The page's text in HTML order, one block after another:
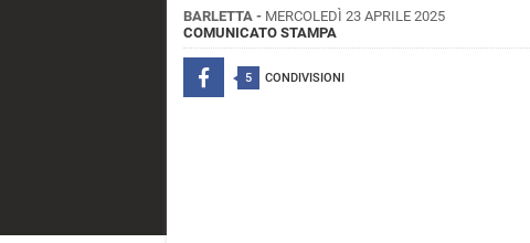
BARLETTA - MERCOLEDÌ 23 APRILE 2025
COMUNICATO STAMPA
5 CONDIVISIONI